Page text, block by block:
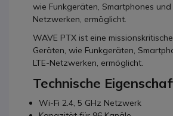
wie Funkgeräten, Smartphones
Netzwerken, ermöglicht.
WAVE PTX ist eine
Geräten, wie Funkgeräten,
LTE-Netzwerken, ermöglicht.
Technische
Wi-Fi 2.4, 5 GHz Netzwerk